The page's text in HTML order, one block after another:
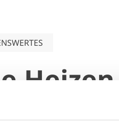
die intelligent auf